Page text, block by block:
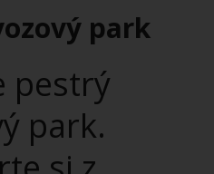
park
pestrý
park.